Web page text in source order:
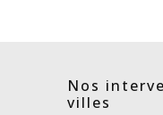
Nos
villes